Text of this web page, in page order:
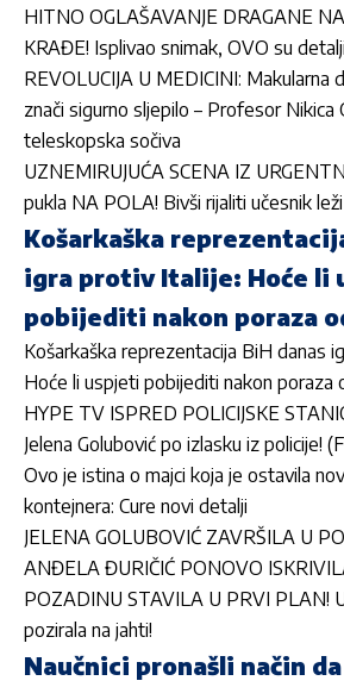
HITNO OGLAŠAVANJE DRAGANE
KRAĐE! Isplivao snimak, OVO su detalji
REVOLUCIJA U MEDICINI: Makularna
znači sigurno sljepilo – Profesor Nikica
teleskopska sočiva
UZNEMIRUJUĆA SCENA IZ
pukla NA POLA! Bivši rijaliti učesnik
Košarkaška
igra protiv Italije: Hoće li
pobijediti nakon poraza
Košarkaška reprezentacija BiH danas
Hoće li uspjeti pobijediti nakon poraza
HYPE TV ISPRED POLICIJSKE
Jelena Golubović po izlasku iz policije!
Ovo je istina o majci koja je ostavila
kontejnera: Cure novi detalji
JELENA GOLUBOVIĆ ZAVRŠILA U
ANĐELA ĐURIČIĆ PONOVO
POZADINU STAVILA U PRVI PLAN!
pozirala na jahti!
Naučnici pronašli način